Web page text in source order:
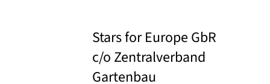
Stars for Europe GbR
c/o Zentralverband
Gartenbau